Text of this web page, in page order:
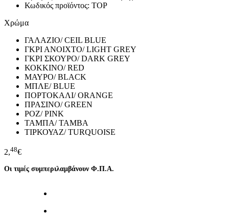
Κωδικός προϊόντος: TOP
Χρώμα
ΓΑΛΑΖΙΟ/ CEIL BLUE
ΓΚΡΙ ΑΝΟΙΧΤΟ/ LIGHT GREY
ΓΚΡΙ ΣΚΟΥΡΟ/ DARK GREY
ΚΟΚΚΙΝΟ/ RED
ΜΑΥΡΟ/ BLACK
ΜΠΛΕ/ BLUE
ΠΟΡΤΟΚΑΛΙ/ ORANGE
ΠΡΑΣΙΝΟ/ GREEN
ΡΟΖ/ PINK
ΤΑΜΠΑ/ TAMBA
ΤΙΡΚΟΥΑΖ/ TURQUOISE
2,48€
Οι τιμές συμπεριλαμβάνουν Φ.Π.Α.